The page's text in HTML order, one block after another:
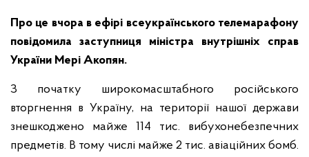
Про це вчора в ефірі всеукраїнського телемарафону
повідомила заступниця міністра внутрішніх справ
України Мері Акопян.
З початку широкомасштабного російського
вторгнення в Україну, на території нашої держави
знешкоджено майже 114 тис. вибухонебезпечних
предметів. В тому числі майже 2 тис. авіаційних бомб.